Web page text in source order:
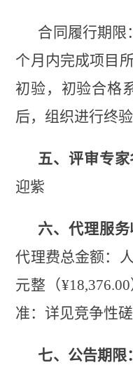
合同履行期限
个月内完成项目
初验，初验合格
后，组织进行终验
五、评审专家
迎紫
六、代理服务
代理费总金额：
元整（¥18,
准：详见竞争性
七、公告期限：